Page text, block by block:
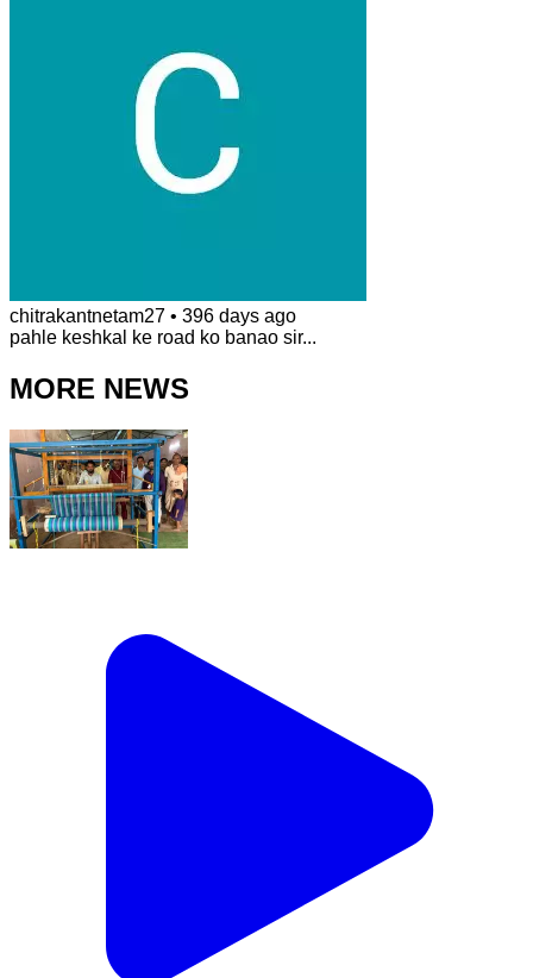
chitrakantnetam27 • 396 days ago
pahle keshkal ke road ko banao sir...
MORE NEWS